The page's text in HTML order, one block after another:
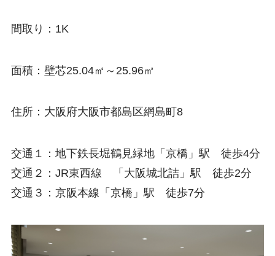
間取り：1K
面積：壁芯25.04㎡～25.96㎡
住所：大阪府大阪市都島区網島町8
交通１：地下鉄長堀鶴見緑地「京橋」駅 徒歩4分
交通２：JR東西線 「大阪城北詰」駅 徒歩2分
交通３：京阪本線「京橋」駅 徒歩7分